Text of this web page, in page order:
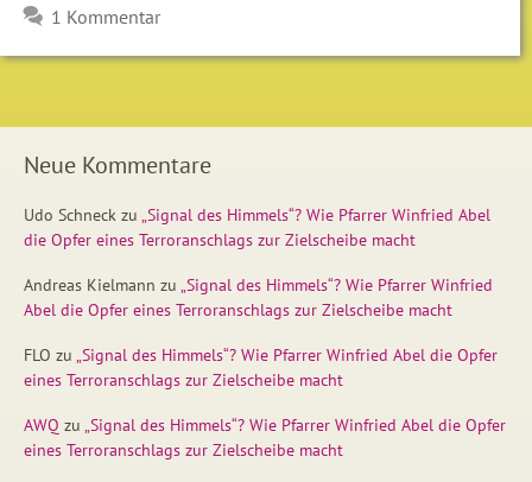
1 Kommentar
Neue Kommentare
Udo Schneck zu „Signal des Himmels“? Wie Pfarrer Winfried Abel
die Opfer eines Terroranschlags zur Zielscheibe macht
Andreas Kielmann zu „Signal des Himmels“? Wie Pfarrer Winfried
Abel die Opfer eines Terroranschlags zur Zielscheibe macht
FLO zu „Signal des Himmels“? Wie Pfarrer Winfried Abel die Opfer
eines Terroranschlags zur Zielscheibe macht
AWQ zu „Signal des Himmels“? Wie Pfarrer Winfried Abel die Opfer
eines Terroranschlags zur Zielscheibe macht